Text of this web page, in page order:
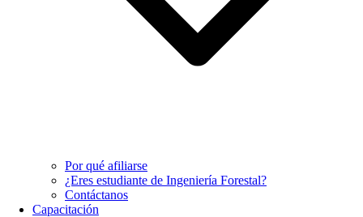
Por qué afiliarse
¿Eres estudiante de Ingeniería Forestal?
Contáctanos
Capacitación